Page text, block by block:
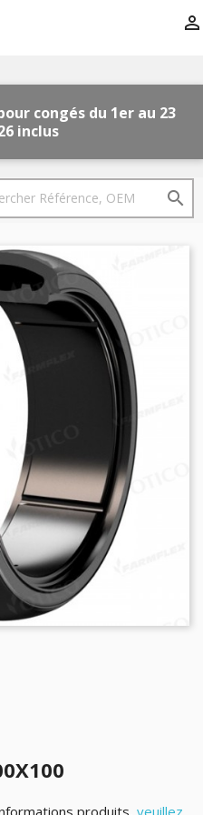

congés du 1er au 23
inclus

produits, veuillez